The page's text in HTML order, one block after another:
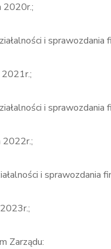
2020r.;
i sprawozdania
2021r.;
i sprawozdania
2022r.;
i sprawozdania
Zarządu: